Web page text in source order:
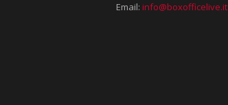
Email: info@boxofficelive.it